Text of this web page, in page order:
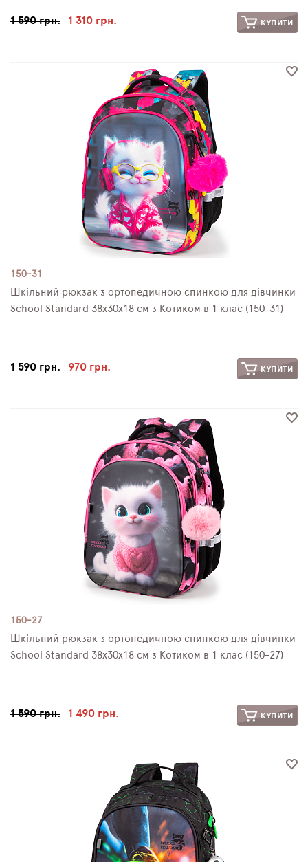
1 590 грн. 1 310 грн. КУПИТИ
150-31
Шкільний рюкзак з ортопедичною спинкою для дівчинки
School Standard 38х30х18 см з Котиком в 1 клас (150-31)
1 590 грн. 970 грн. КУПИТИ
150-27
Шкільний рюкзак з ортопедичною спинкою для дівчинки
School Standard 38х30х18 см з Котиком в 1 клас (150-27)
1 590 грн. 1 490 грн. КУПИТИ